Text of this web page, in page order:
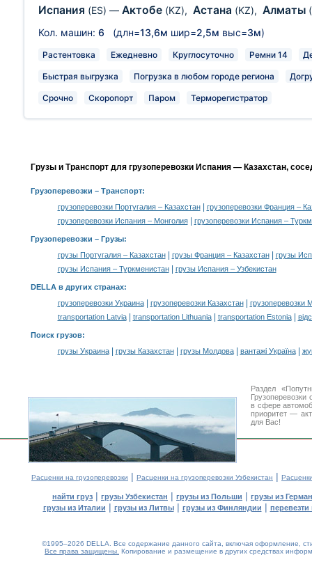
Испания (ES) — Актобе (KZ), Астана (KZ), Алматы
Кол. машин: 6 (длн=13,6м шир=2,5м выс=3м)
Растентовка Ежедневно Круглосуточно Ремни 14
Быстрая выгрузка Погрузка в любом городе региона
Срочно Скоропорт Паром Терморегистратор
Грузы и Транспорт для грузоперевозки Испания — Казахстан,
Грузоперевозки – Транспорт:
грузоперевозки Португалия – Казахстан|
грузоперевозки Франция –
грузоперевозки Испания – Монголия| грузоперевозки Испания –
Грузоперевозки – Грузы:
грузы Португалия – Казахстан| грузы Франция – Казахстан|
грузы
грузы Испания – Туркменистан| грузы Испания – Узбекистан
DELLA в других странах:
грузоперевозки Украина| грузоперевозки Казахстан|
грузоперевозки
transportation Latvia| transportation Lithuania| transportation Estonia|
Поиск грузов:
грузы Украина| грузы Казахстан| грузы Молдова| вантажі Україна|
Раздел
в сфере
приоритет —
для Вас!
Расценки на грузоперевозки | Расценки на грузоперевозки Узбекистан |
найти груз | грузы Узбекистан | грузы из Польши | грузы из
грузы из Италии | грузы из Литвы| грузы из Финляндии | перевезти
©1995–2026 DELLA. Все содержание данного сайта, включая оформление,
Все права защищены. Копирование и размещение в других средствах